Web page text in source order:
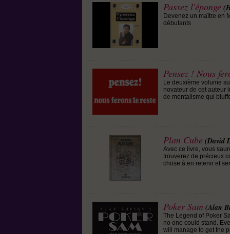
Passez l'éponge
Devenez un maître en
débutants
Pensez ! Nous
Le deuxième volume
novateur de cet auteur
de mentalisme qui
Plan Cube (David
Avec ce livre, vous
trouverez de précieux
chose à en retenir et
Poker Sam (Alan
The Legend of Poker
no one could stand.
will manage to get the